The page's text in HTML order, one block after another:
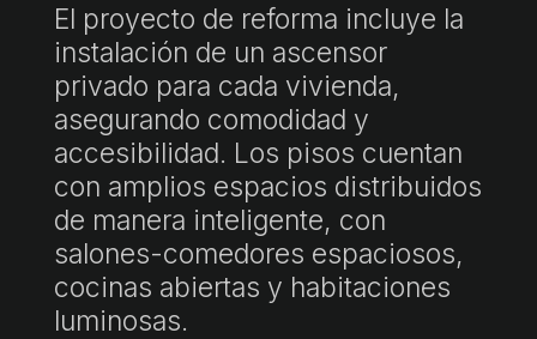
El proyecto de reforma incluye la
instalación de un ascensor
privado para cada vivienda,
asegurando comodidad y
accesibilidad. Los pisos cuentan
con amplios espacios distribuidos
de manera inteligente, con
salones-comedores espaciosos,
cocinas abiertas y habitaciones
luminosas.